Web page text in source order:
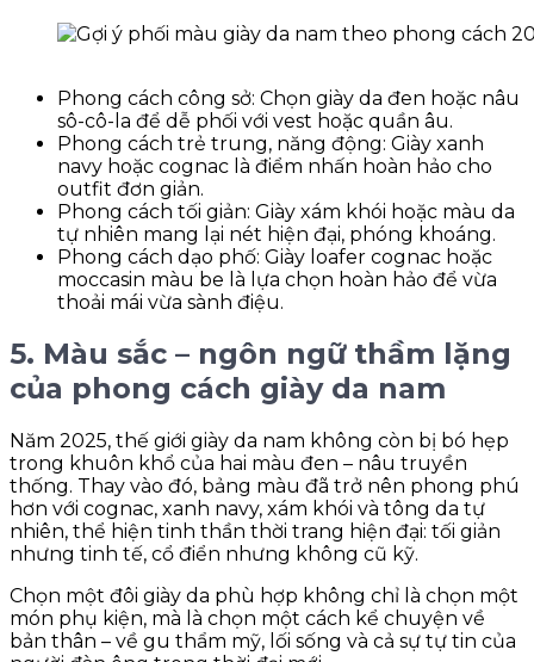
Phong cách công sở: Chọn giày da đen hoặc nâu
sô-cô-la để dễ phối với vest hoặc quần âu.
Phong cách trẻ trung, năng động: Giày xanh
navy hoặc cognac là điểm nhấn hoàn hảo cho
outfit đơn giản.
Phong cách tối giản: Giày xám khói hoặc màu da
tự nhiên mang lại nét hiện đại, phóng khoáng.
Phong cách dạo phố: Giày loafer cognac hoặc
moccasin màu be là lựa chọn hoàn hảo để vừa
thoải mái vừa sành điệu.
5. Màu sắc – ngôn ngữ thầm lặng
của phong cách giày da nam
Năm 2025, thế giới giày da nam không còn bị bó hẹp
trong khuôn khổ của hai màu đen – nâu truyền
thống. Thay vào đó, bảng màu đã trở nên phong phú
hơn với cognac, xanh navy, xám khói và tông da tự
nhiên, thể hiện tinh thần thời trang hiện đại: tối giản
nhưng tinh tế, cổ điển nhưng không cũ kỹ.
Chọn một đôi giày da phù hợp không chỉ là chọn một
món phụ kiện, mà là chọn một cách kể chuyện về
bản thân – về gu thẩm mỹ, lối sống và cả sự tự tin của